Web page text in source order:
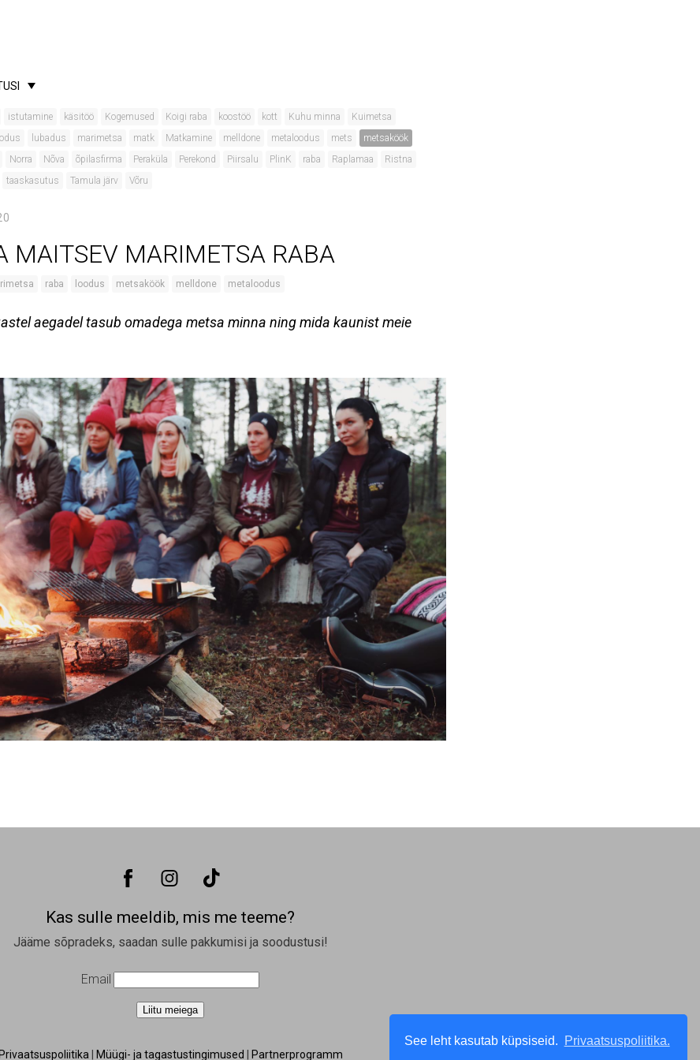
See leht kasutab küpsiseid. Privaatsuspoliitika.
istutamine käsitöö Kogemused Koigi raba koostöö kott Kuhu minna
Kuimetsa
lubadus marimetsa matk Matkamine melldone metaloodus mets
metsaköök
Norra Nõva õpilasfirma Peraküla Perekond Piirsalu PlinK raba Raplamaa
Ristna
taaskasutus Tamula järv Võru
MAITSEV MARIMETSA RABA
raba loodus metsaköök melldone metaloodus
aegadel tasub omadega metsa minna ning mida kaunist meie
Kas sulle meeldib, mis me teeme?
Jääme sõpradeks, saadan sulle pakkumisi ja soodustusi!
Email
Liitu meiega
Privaatsuspoliitika| Müügi- ja tagastustingimused Partnerprogramm